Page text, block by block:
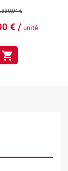
× ×
€
€ / unité
shopping_cart